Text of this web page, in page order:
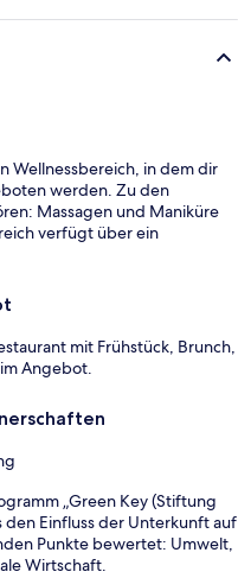
Wellnessbereich, in dem dir
werden. Zu den
Massagen und Maniküre
verfügt über ein
mit Frühstück, Brunch,
Angebot.
„Green Key (Stiftung
Einfluss der Unterkunft auf
Punkte bewertet: Umwelt,
Wirtschaft.